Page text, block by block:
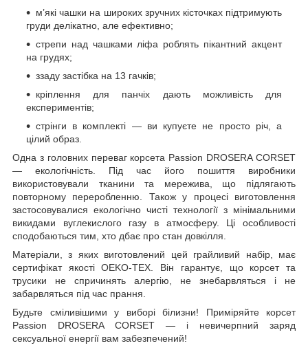
м’які чашки на широких зручних кісточках підтримують
груди делікатно, але ефективно;
стрепи над чашками ліфа роблять пікантний акцент
на грудях;
ззаду застібка на 13 гачків;
кріплення для панчіх дають можливість для
експериментів;
стрінги в комплекті — ви купуєте не просто річ, а
цілий образ.
Одна з головних переваг корсета Passion DROSERA CORSET
— екологічність. Під час його пошиття виробники
використовували тканини та мережива, що підлягають
повторному переробленню. Також у процесі виготовлення
застосовувалися екологічно чисті технології з мінімальними
викидами вуглекислого газу в атмосферу. Ці особливості
сподобаються тим, хто дбає про стан довкілля.
Матеріали, з яких виготовлений цей грайливий набір, має
сертифікат якості OEKO-TEX. Він гарантує, що корсет та
трусики не спричинять алергію, не знебарвляться і не
забарвляться під час прання.
Будьте сміливішими у виборі білизни! Приміряйте корсет
Passion DROSERA CORSET — і невичерпний заряд
сексуальної енергії вам забезпечений!